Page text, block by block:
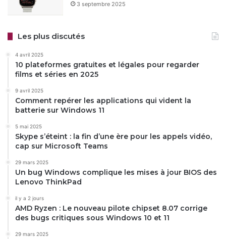
3 septembre 2025
Les plus discutés
4 avril 2025
10 plateformes gratuites et légales pour regarder
films et séries en 2025
9 avril 2025
Comment repérer les applications qui vident la
batterie sur Windows 11
5 mai 2025
Skype s’éteint : la fin d’une ère pour les appels vidéo,
cap sur Microsoft Teams
29 mars 2025
Un bug Windows complique les mises à jour BIOS des
Lenovo ThinkPad
il y a 2 jours
AMD Ryzen : Le nouveau pilote chipset 8.07 corrige
des bugs critiques sous Windows 10 et 11
29 mars 2025